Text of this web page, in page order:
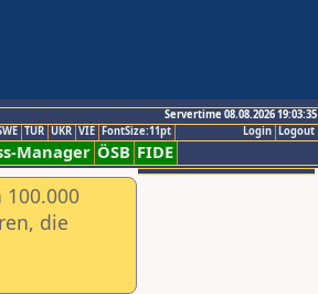
Servertime 08.08.2026 19:03:35
Logout
Login
TUR UKR VIE FontSize:11pt
Manager ÖSB FIDE
die